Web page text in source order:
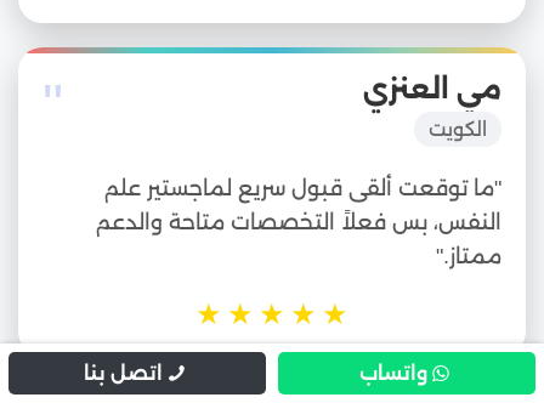
" مي العنزي
الكويت
"ما توقعت ألقى قبول سريع لماجستير علم
النفس، بس فعلاً التخصصات متاحة والدعم
ممتاز."
★
★
★
★
★
واتساب اتصل بنا